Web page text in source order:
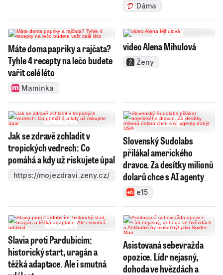
Dáma
Máte doma papriky a rajčata?
Tyhle 4 recepty na lečo budete
vařit celé léto
Maminka
video Alena Mihulová
Ženy
Jak se zdravě zchladit v
tropických vedrech: Co
pomáhá a kdy už riskujete úpal
https://mojezdravi.zeny.cz/
Slovenský Sudolabs
přilákal amerického
dravce. Za desítky milionů
dolarů chce s AI agenty
dobýt USA
e15
Slavia proti Pardubicím:
historický start, uragán a
těžká adaptace. Ale i smutná
Asistovaná sebevražda
opozice. Lídr nejasný,
dohoda ve hvězdách a